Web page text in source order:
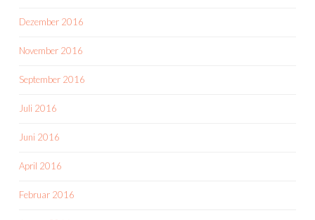
Dezember 2016
November 2016
September 2016
Juli 2016
Juni 2016
April 2016
Februar 2016